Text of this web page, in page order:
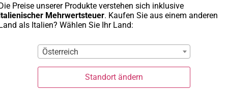
Preise unserer Produkte verstehen sich inklusive
Mehrwertsteuer. Kaufen Sie aus einem anderen
als Italien? Wählen Sie Ihr Land:
Österreich
Standort ändern